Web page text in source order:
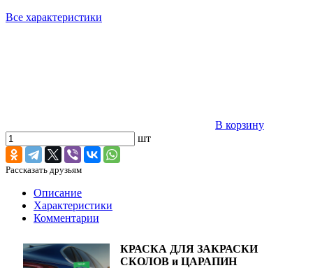
Все характеристики
В корзину
шт
Рассказать друзьям
Описание
Характеристики
Комментарии
КРАСКА ДЛЯ ЗАКРАСКИ
СКОЛОВ и ЦАРАПИН